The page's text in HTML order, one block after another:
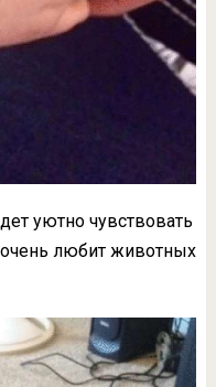
уютно чувствовать
очень любит животных